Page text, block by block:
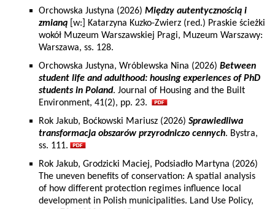
Orchowska Justyna (2026) Między autentycznością i
zmianą [w:] Katarzyna Kuzko-Zwierz (red.) Praskie ścieżki
wokół Muzeum Warszawskiej Pragi, Muzeum Warszawy:
Warszawa, ss. 128.
Orchowska Justyna, Wróblewska Nina (2026) Between
student life and adulthood: housing experiences of PhD
students in Poland. Journal of Housing and the Built
Environment, 41(2), pp. 23.
Rok Jakub, Boćkowski Mariusz (2026) Sprawiedliwa
transformacja obszarów przyrodniczo cennych. Bystra,
ss. 111.
Rok Jakub, Grodzicki Maciej, Podsiadło Martyna (2026)
The uneven benefits of conservation: A spatial analysis
of how different protection regimes influence local
development in Polish municipalities. Land Use Policy,